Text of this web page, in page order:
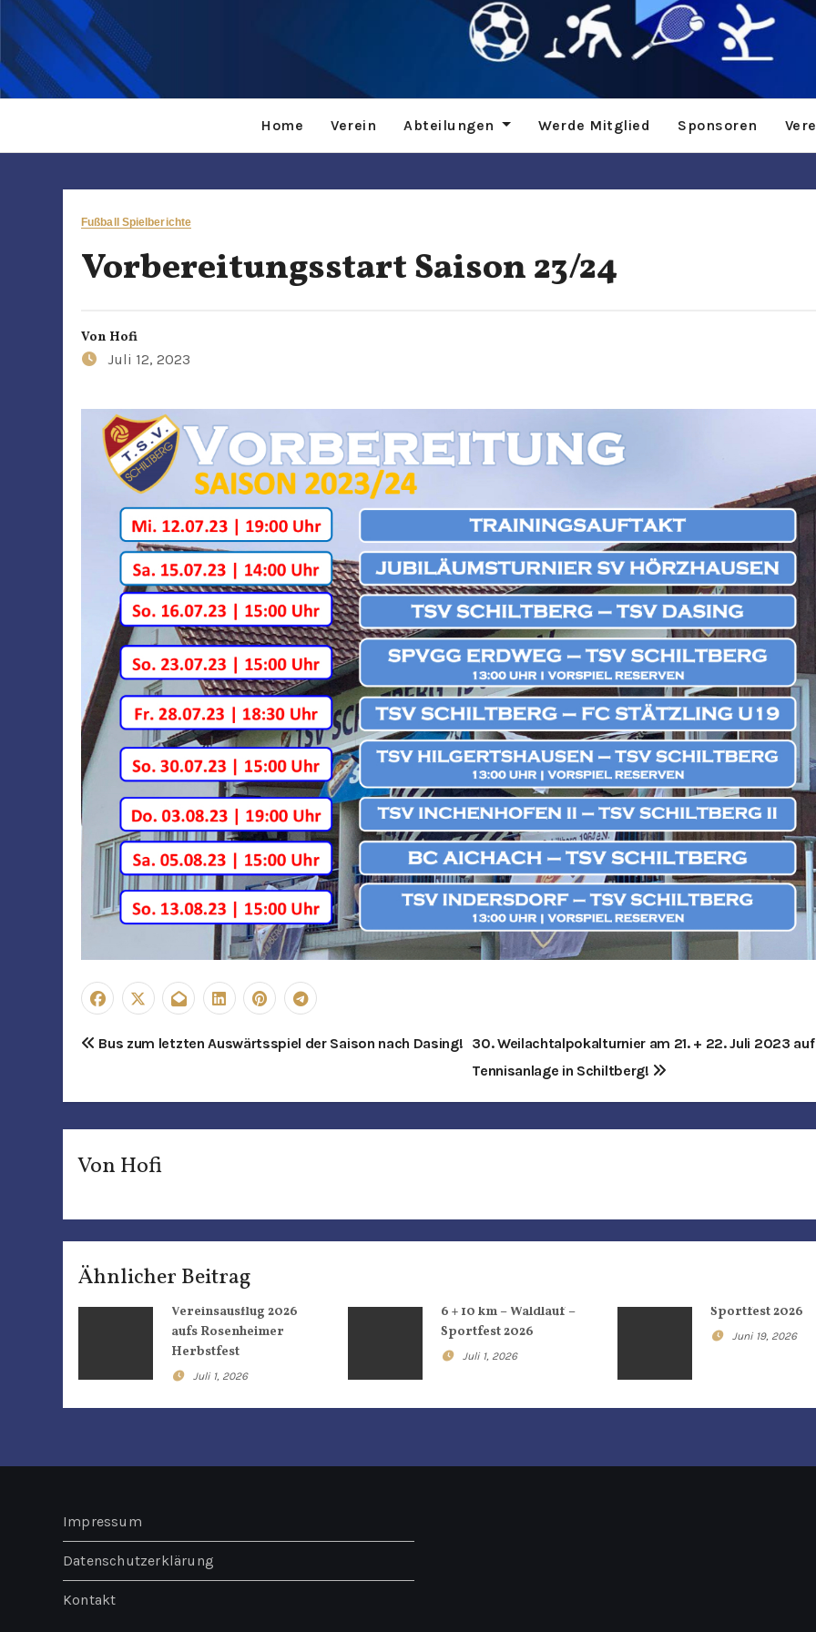
Home Verein Abteilungen Werde Mitglied Sponsoren
Fußball Spielberichte
Vorbereitungsstart Saison 23/24
Von Hofi
Juli 12, 2023
B
i
t
a
g
s
a
v
i
a
t
i
Bus zum letzten Auswärtsspiel der Saison nach Dasing! 30. Weilachtalpokalturnier am 21. + 22. Juli 2023
Tennisanlage in Schiltberg!
Von Hofi
Ähnlicher Beitrag
Vereinsausflug 2026
aufs Rosenheimer
Herbstfest
Juli 1, 2026
6 + 10 km – Waldlauf –
Sportfest 2026
Juli 1, 2026
Sportfest 2026
Juni 19, 2026
Impressum
Datenschutzerklärung
Kontakt